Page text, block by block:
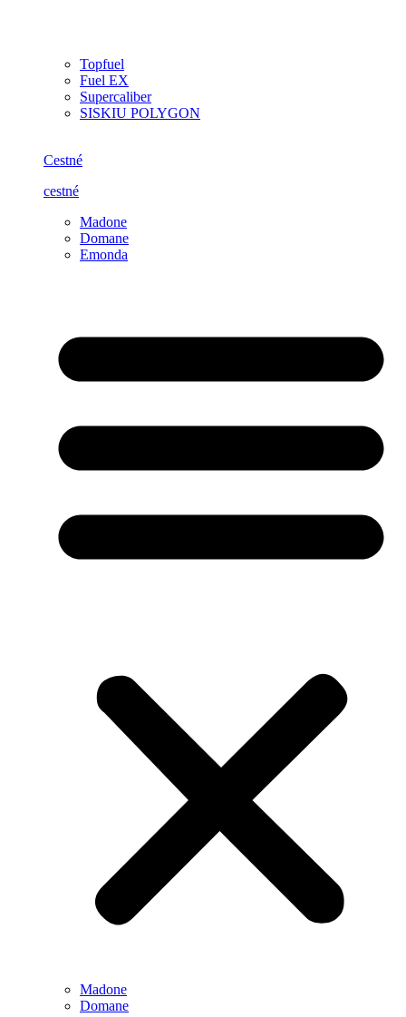
Topfuel
Fuel EX
Supercaliber
SISKIU POLYGON
Cestné
cestné
Madone
Domane
Emonda
Madone
Domane